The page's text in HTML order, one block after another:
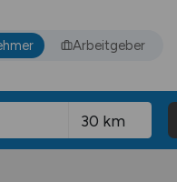
Arbeitgeber